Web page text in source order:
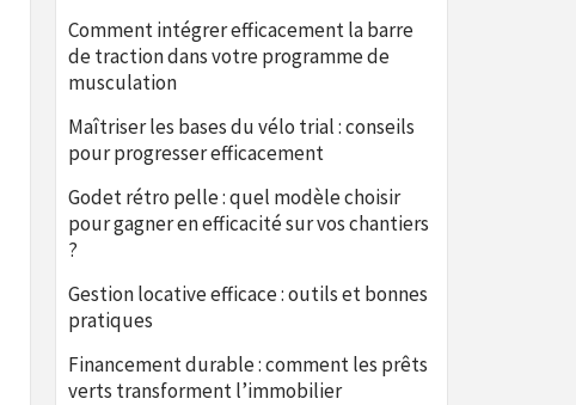
Comment intégrer efficacement la barre
de traction dans votre programme de
musculation
Maîtriser les bases du vélo trial : conseils
pour progresser efficacement
Godet rétro pelle : quel modèle choisir
pour gagner en efficacité sur vos chantiers
?
Gestion locative efficace : outils et bonnes
pratiques
Financement durable : comment les prêts
verts transforment l’immobilier